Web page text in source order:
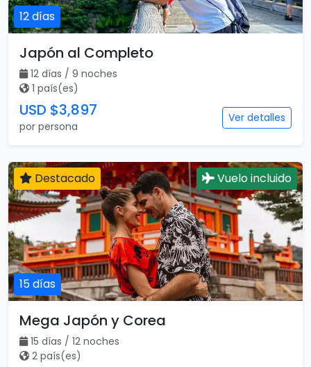
12 días
Japón al Completo
12 días / 9 noches
1 país(es)
USD $3,897
por persona
Ver detalles
15 días
Destacado Vuelo incluido
Mega Japón y Corea
15 días / 12 noches
2 país(es)